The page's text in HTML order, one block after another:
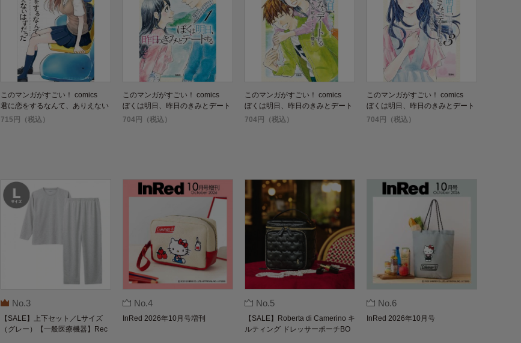
このマンガがすごい！ comics
君に恋をするなんて、ありえない
はずだった
715円（税込）
このマンガがすごい！ comics
ぼくは明日、昨日のきみとデート
する 1
704円（税込）
このマンガがすごい！ comics
ぼくは明日、昨日のきみとデート
する 2
704円（税込）
このマンガがすごい！ comics
ぼくは明日、昨日のきみとデート
する 3
704円（税込）
No.3
【SALE】上下セット／Lサイズ
（グレー）【一般医療機器】Rec
No.4
InRed 2026年10月号増刊
No.5
【SALE】Roberta di Camerino キ
ルティング ドレッサーポーチBO
No.6
InRed 2026年10月号